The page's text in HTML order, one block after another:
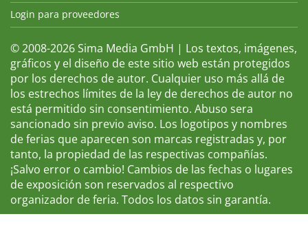
Login para proveedores
© 2008-2026 Sima Media GmbH | Los textos, imágenes,
gráficos y el diseño de este sitio web están protegidos
por los derechos de autor. Cualquier uso más allá de
los estrechos límites de la ley de derechos de autor no
está permitido sin consentimiento. Abuso sera
sancionado sin previo aviso. Los logotipos y nombres
de ferias que aparecen son marcas registradas y, por
tanto, la propiedad de las respectivas compañías.
¡Salvo error o cambio! Cambios de las fechas o lugares
de exposición son reservados al respectivo
organizador de feria. Todos los datos sin garantía.